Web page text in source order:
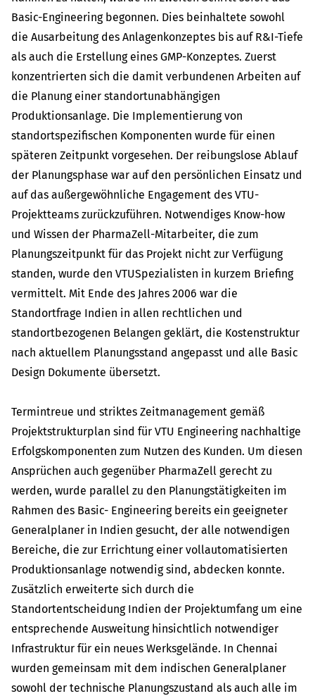
Basic-Engineering begonnen. Dies beinhaltete sowohl
die Ausarbeitung des Anlagenkonzeptes bis auf R&I-Tiefe
als auch die Erstellung eines GMP-Konzeptes. Zuerst
konzentrierten sich die damit verbundenen Arbeiten auf
die Planung einer standortunabhängigen
Produktionsanlage. Die Implementierung von
standortspezifischen Komponenten wurde für einen
späteren Zeitpunkt vorgesehen. Der reibungslose Ablauf
der Planungsphase war auf den persönlichen Einsatz und
auf das außergewöhnliche Engagement des VTU-
Projektteams zurückzuführen. Notwendiges Know-how
und Wissen der PharmaZell-Mitarbeiter, die zum
Planungszeitpunkt für das Projekt nicht zur Verfügung
standen, wurde den VTUSpezialisten in kurzem Briefing
vermittelt. Mit Ende des Jahres 2006 war die
Standortfrage Indien in allen rechtlichen und
standortbezogenen Belangen geklärt, die Kostenstruktur
nach aktuellem Planungsstand angepasst und alle Basic
Design Dokumente übersetzt.
Termintreue und striktes Zeitmanagement gemäß
Projektstrukturplan sind für VTU Engineering nachhaltige
Erfolgskomponenten zum Nutzen des Kunden. Um diesen
Ansprüchen auch gegenüber PharmaZell gerecht zu
werden, wurde parallel zu den Planungstätigkeiten im
Rahmen des Basic- Engineering bereits ein geeigneter
Generalplaner in Indien gesucht, der alle notwendigen
Bereiche, die zur Errichtung einer vollautomatisierten
Produktionsanlage notwendig sind, abdecken konnte.
Zusätzlich erweiterte sich durch die
Standortentscheidung Indien der Projektumfang um eine
entsprechende Ausweitung hinsichtlich notwendiger
Infrastruktur für ein neues Werksgelände. In Chennai
wurden gemeinsam mit dem indischen Generalplaner
sowohl der technische Planungszustand als auch alle im